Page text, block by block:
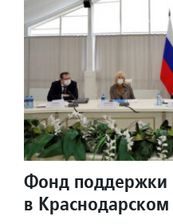
Фонд поддержки
в Краснодарском